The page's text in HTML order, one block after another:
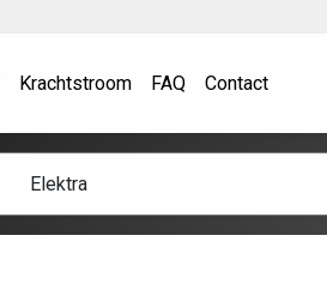
Krachtstroom FAQ Contact
Elektra